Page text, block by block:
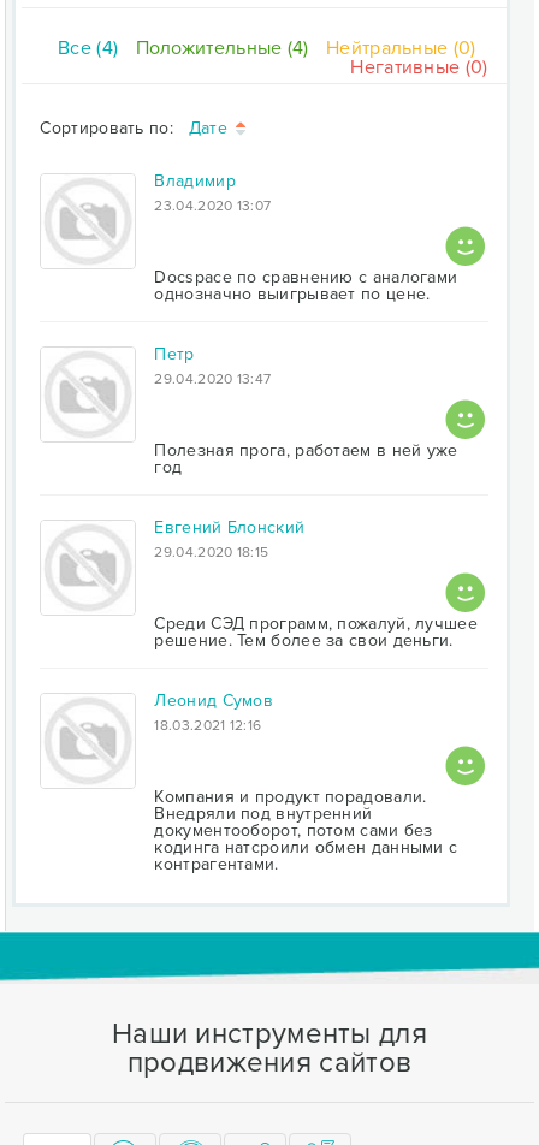
Все (4) Положительные (4)
Нейтральные (0)
Негативные (0)
Сортировать по: Дате
Владимир
23.04.2020 13:07
Docspace по сравнению с аналогами
однозначно выигрывает по цене.
Петр
29.04.2020 13:47
Полезная прога, работаем в ней уже
год
Евгений Блонский
29.04.2020 18:15
Среди СЭД программ, пожалуй, лучшее
решение. Тем более за свои деньги.
Леонид Сумов
18.03.2021 12:16
Компания и продукт порадовали.
Внедряли под внутренний
документооборот, потом сами без
кодинга натсроили обмен данными с
контрагентами.
Наши инструменты для
продвижения сайтов